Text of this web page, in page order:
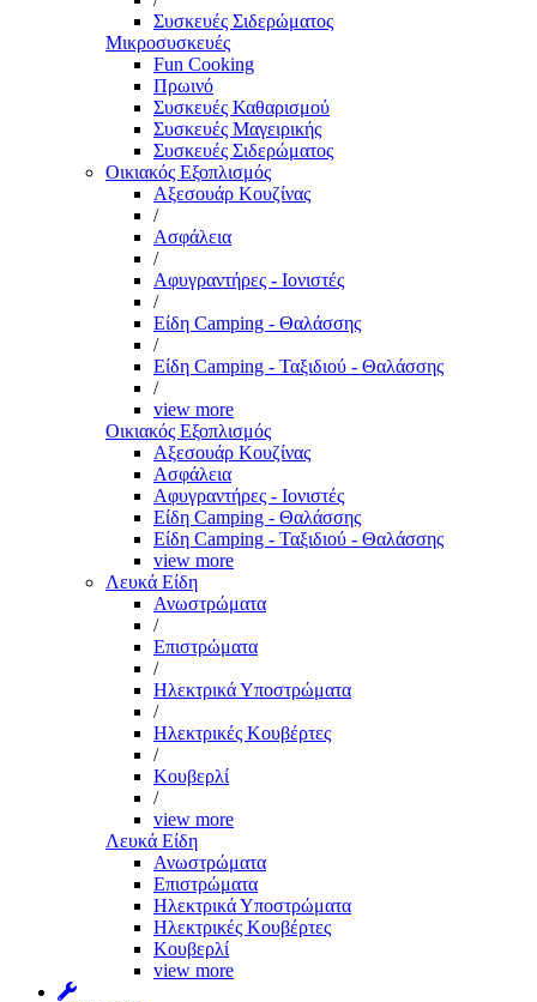
Συσκευές Σιδερώματος
Μικροσυσκευές
Fun Cooking
Πρωινό
Συσκευές Καθαρισμού
Συσκευές Μαγειρικής
Συσκευές Σιδερώματος
Οικιακός Εξοπλισμός
Αξεσουάρ Κουζίνας
/
Ασφάλεια
/
Αφυγραντήρες - Ιονιστές
/
Είδη Camping - Θαλάσσης
/
Είδη Camping - Ταξιδιού - Θαλάσσης
/
view more
Οικιακός Εξοπλισμός
Αξεσουάρ Κουζίνας
Ασφάλεια
Αφυγραντήρες - Ιονιστές
Είδη Camping - Θαλάσσης
Είδη Camping - Ταξιδιού - Θαλάσσης
view more
Λευκά Είδη
Ανωστρώματα
/
Επιστρώματα
/
Ηλεκτρικά Υποστρώματα
/
Ηλεκτρικές Κουβέρτες
/
Κουβερλί
/
view more
Λευκά Είδη
Ανωστρώματα
Επιστρώματα
Ηλεκτρικά Υποστρώματα
Ηλεκτρικές Κουβέρτες
Κουβερλί
view more